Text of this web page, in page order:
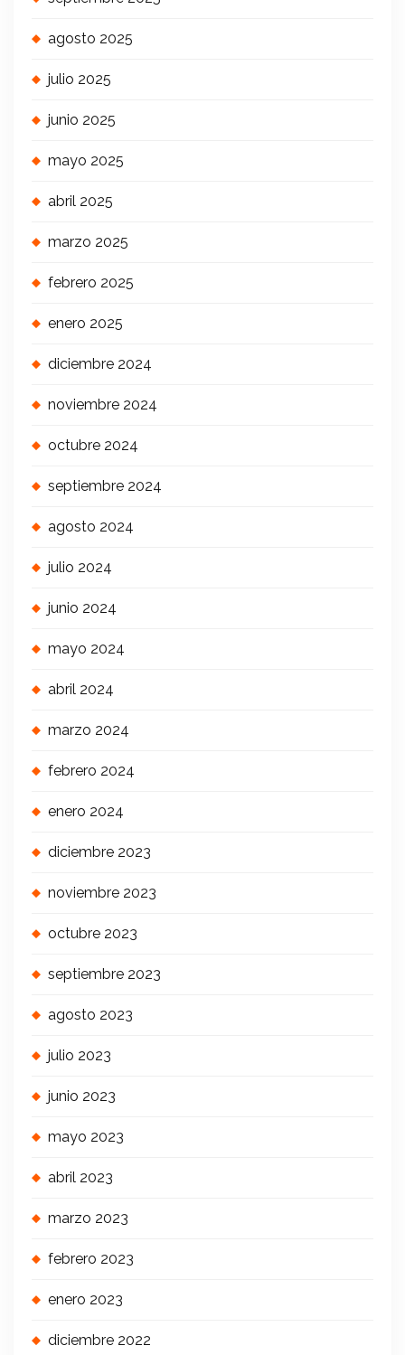
agosto 2025
julio 2025
junio 2025
mayo 2025
abril 2025
marzo 2025
febrero 2025
enero 2025
diciembre 2024
noviembre 2024
octubre 2024
septiembre 2024
agosto 2024
julio 2024
junio 2024
mayo 2024
abril 2024
marzo 2024
febrero 2024
enero 2024
diciembre 2023
noviembre 2023
octubre 2023
septiembre 2023
agosto 2023
julio 2023
junio 2023
mayo 2023
abril 2023
marzo 2023
febrero 2023
enero 2023
diciembre 2022